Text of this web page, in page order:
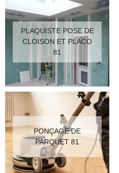
PLAQUISTE POSE DE
CLOISON ET PLACO
81
PONÇAGE DE
PARQUET 81